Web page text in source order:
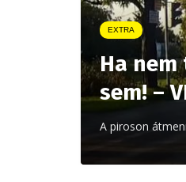
EXTRA
Ha
sem! –
A piroson